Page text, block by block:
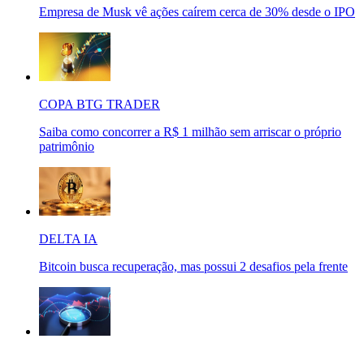
Empresa de Musk vê ações caírem cerca de 30% desde o IPO
COPA BTG TRADER
Saiba como concorrer a R$ 1 milhão sem arriscar o próprio
patrimônio
DELTA IA
Bitcoin busca recuperação, mas possui 2 desafios pela frente